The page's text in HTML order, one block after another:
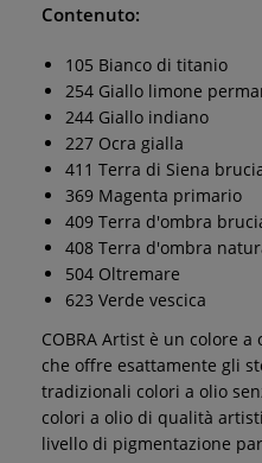
Contenuto:
105 Bianco di titanio
254 Giallo limone
244 Giallo indiano
227 Ocra gialla
411 Terra di Siena
369 Magenta primario
409 Terra d'ombra
408 Terra d'ombra
504 Oltremare
623 Verde vescica
COBRA Artist è un colore
che offre esattamente gli
tradizionali colori a olio
colori a olio di qualità
livello di pigmentazione